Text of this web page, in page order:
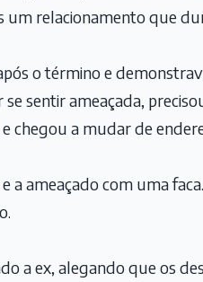
relacionamento que
o término e
sentir ameaçada,
chegou a mudar de
a ameaçado com uma
a ex, alegando que os